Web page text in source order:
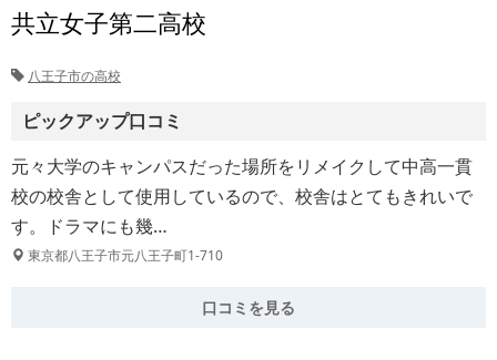
共立女子第二高校
八王子市の高校
ピックアップ口コミ
元々大学のキャンパスだった場所をリメイクして中高一貫
校の校舎として使用しているので、校舎はとてもきれいで
す。ドラマにも幾…
東京都八王子市元八王子町1-710
口コミを見る